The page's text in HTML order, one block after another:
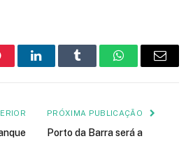
LinkedInTumblr WhatsApp
E-
PRÓXIMA PUBLICAÇÃO
Porto da Barra será a